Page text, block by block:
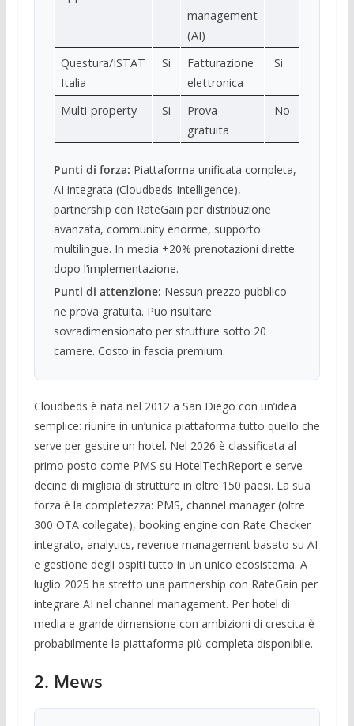
management
(AI)
Questura/ISTAT
Italia
Si
Fatturazione
elettronica
Si
Multi-property Si
Prova
gratuita
No
Punti di forza: Piattaforma unificata completa,
AI integrata (Cloudbeds Intelligence),
partnership con RateGain per distribuzione
avanzata, community enorme, supporto
multilingue. In media +20% prenotazioni dirette
dopo l’implementazione.
Punti di attenzione: Nessun prezzo pubblico
ne prova gratuita. Puo risultare
sovradimensionato per strutture sotto 20
camere. Costo in fascia premium.
Cloudbeds è nata nel 2012 a San Diego con un’idea
semplice: riunire in un’unica piattaforma tutto quello che
serve per gestire un hotel. Nel 2026 è classificata al
primo posto come PMS su HotelTechReport e serve
decine di migliaia di strutture in oltre 150 paesi. La sua
forza è la completezza: PMS, channel manager (oltre
300 OTA collegate), booking engine con Rate Checker
integrato, analytics, revenue management basato su AI
e gestione degli ospiti tutto in un unico ecosistema. A
luglio 2025 ha stretto una partnership con RateGain per
integrare AI nel channel management. Per hotel di
media e grande dimensione con ambizioni di crescita è
probabilmente la piattaforma più completa disponibile.
2. Mews